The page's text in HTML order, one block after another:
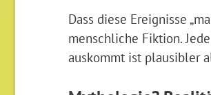
Dass diese Ereignisse
menschliche Fiktion.
auskommt ist plausibler